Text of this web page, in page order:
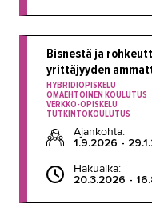
Koulutusopas
Studies in
OPISKELIJAKSI
Bisnestä ja
yrittäjyyden
HYBRIDIOPISKELU
OMAEHTOINEN KOULUTUS
VERKKO-OPISKELU
TUTKINTOKOULUTUS
Ajankohta:
1.9.2026 -
Hakuaika:
20.3.2026 -